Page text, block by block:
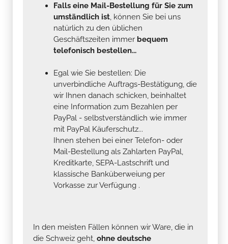
Falls eine Mail-Bestellung für Sie zum
umständlich ist, können Sie bei uns
natürlich zu den üblichen
Geschäftszeiten immer bequem
telefonisch bestellen...
Egal wie Sie bestellen: Die
unverbindliche Auftrags-Bestätigung, die
wir Ihnen danach schicken, beinhaltet
eine Information zum Bezahlen per
PayPal - selbstverständlich wie immer
mit PayPal Käuferschutz...
Ihnen stehen bei einer Telefon- oder
Mail-Bestellung als Zahlarten PayPal,
Kreditkarte, SEPA-Lastschrift und
klassische Banküberweiung per
Vorkasse zur Verfügung .
In den meisten Fällen können wir Ware, die in
die Schweiz geht, ohne deutsche